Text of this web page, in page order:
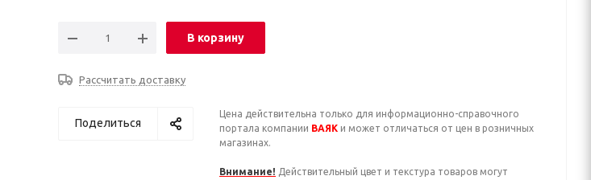
В корзину
Рассчитать доставку
Поделиться
Цена действительна только для информационно-справочного
портала компании ВАЯК и может отличаться от цен в розничных
магазинах.
Внимание! Действительный цвет и текстура товаров могут